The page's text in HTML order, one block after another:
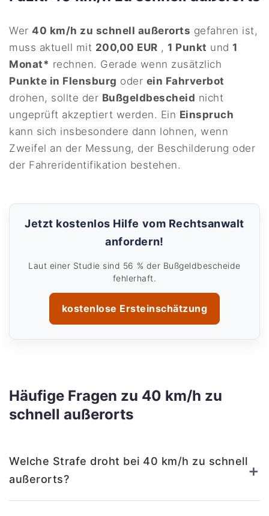
Wer40 km/h zu schnell außerorts gefahren ist,
muss aktuell mit 200,00 EUR ,1 Punkt und1
Monat* rechnen. Gerade wenn zusätzlich
Punkte in Flensburg oder ein Fahrverbot
drohen, sollte der Bußgeldbescheid nicht
ungeprüft akzeptiert werden. Ein Einspruch
kann sich insbesondere dann lohnen, wenn
Zweifel an der Messung, der Beschilderung oder
der Fahreridentifikation bestehen.
Jetzt kostenlos Hilfe vom Rechtsanwalt
anfordern!
Laut einer Studie sind 56 % der Bußgeldbescheide
fehlerhaft.
kostenlose Ersteinschätzung
Häufige Fragen zu 40 km/h zu
schnell außerorts
Welche Strafe droht bei 40 km/h zu schnell
außerorts?
+